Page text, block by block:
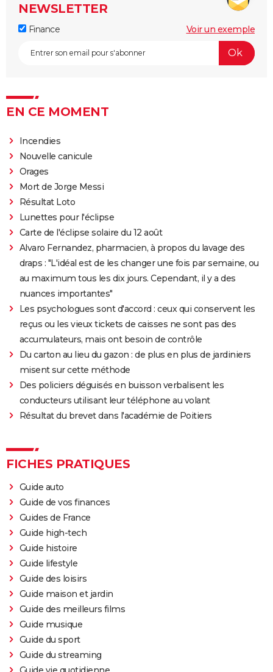
NEWSLETTER
Finance Voir un exemple
EN CE MOMENT
Incendies
Nouvelle canicule
Orages
Mort de Jorge Messi
Résultat Loto
Lunettes pour l'éclipse
Carte de l'éclipse solaire du 12 août
Alvaro Fernandez, pharmacien, à propos du lavage des
draps : "L'idéal est de les changer une fois par semaine, ou
au maximum tous les dix jours. Cependant, il y a des
nuances importantes"
Les psychologues sont d'accord : ceux qui conservent les
reçus ou les vieux tickets de caisses ne sont pas des
accumulateurs, mais ont besoin de contrôle
Du carton au lieu du gazon : de plus en plus de jardiniers
misent sur cette méthode
Des policiers déguisés en buisson verbalisent les
conducteurs utilisant leur téléphone au volant
Résultat du brevet dans l'académie de Poitiers
FICHES PRATIQUES
Guide auto
Guide de vos finances
Guides de France
Guide high-tech
Guide histoire
Guide lifestyle
Guide des loisirs
Guide maison et jardin
Guide des meilleurs films
Guide musique
Guide du sport
Guide du streaming